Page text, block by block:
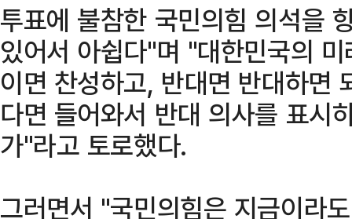
투표에 불참한 국민의힘 의석을
있어서 아쉽다"며 "대한민국의
이면 찬성하고, 반대면 반대하면
다면 들어와서 반대 의사를 표시
가"라고 토로했다.
그러면서 "국민의힘은 지금이라